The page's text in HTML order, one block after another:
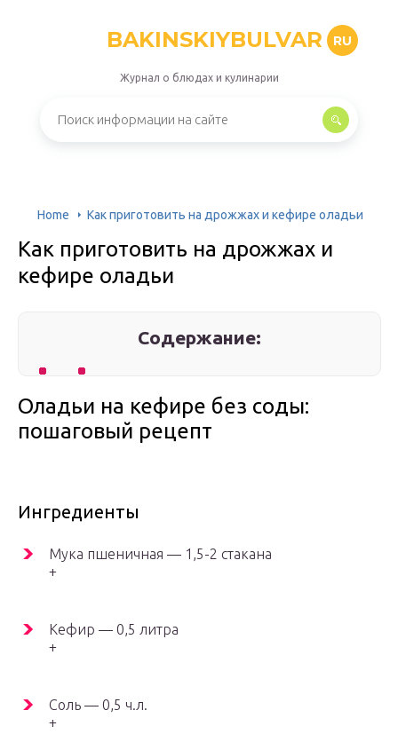
BAKINSKIYBULVAR RU
Журнал о блюдах и кулинарии
Home Как приготовить на дрожжах и кефире оладьи
Как приготовить на дрожжах и
кефире оладьи
Содержание:
Оладьи на кефире без соды:
пошаговый рецепт
Ингредиенты
Мука пшеничная — 1,5-2 стакана
+
Кефир — 0,5 литра
+
Соль — 0,5 ч.л.
+